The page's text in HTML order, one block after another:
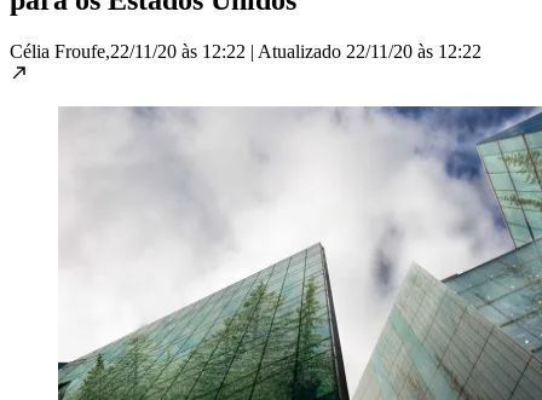
Célia Froufe,22/11/20 às 12:22 | Atualizado 22/11/20 às 12:22